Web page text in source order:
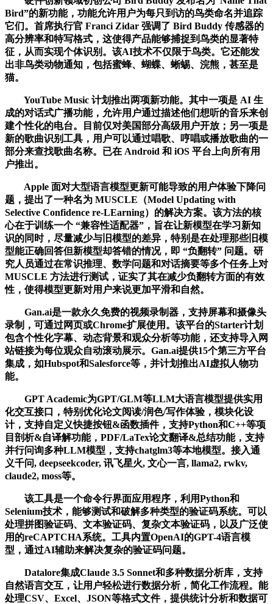
Bird”的新功能，功能允许用户为每只到访的鸟类命名并追踪
它们。首席执行官 Franci Zidar 强调了 Bird Buddy 传感器的
高分辨率和特写格式，这使得产品能够捕捉到鸟类的显著特
征，从而实现个体识别。该AI技术不仅限于鸟类。它还能发
出非鸟类动物通知，包括蜜蜂、蝴蝶、蜥蜴、浣熊，甚至是
猫。
YouTube Music 计划推出两项新功能。其中一项是 AI 生
成的对话式广播功能，允许用户通过描述他们想听的音乐来创
建个性化的电台。目前仅对美国部分高级用户开放；另一项是
新的歌曲识别工具，用户可以通过唱歌、哼唱或播放歌曲的一
部分来查找歌曲名称。已在 Android 和 iOS 平台上向所有用
户推出。
Apple 面对大型语言模型更新可能导致的用户体验下降问
题，提出了一种名为 MUSCLE（Model Updating with
Selective Confidence re-LEarning）的解决方案。该方法的核
心在于训练一个 “兼容性适配器”，旨在让新模型在学习新知
识的同时，尽量减少与旧模型的差异，特别是在处理那些旧模
型能正确回答但新模型却答错的情况，即 “负翻转” 问题。研
究人员通过在常识推理、数学问题和对话摘要等多个任务上对
MUSCLE 方法进行测试，证实了其在减少负翻转方面的有效
性，使得模型更新对用户来说更加平滑和自然。
Gan.ai是一款永久免费的视频录制器，支持屏幕和摄像头
录制，可通过网页或Chrome扩展使用。该平台的Starter计划
包含个性化字幕、动态背景和观众分析等功能，还支持导入网
站链接为每位观众自动滚动展示。Gan.ai提供15个第三方平台
集成，如Hubspot和Salesforce等，并计划推出AI虚拟人物功
能。
GPT Academic为GPT/GLM等LLM大语言模型提供实用
化交互接口，特别优化论文阅读/润色/写作体验，模块化设
计，支持自定义快捷按钮&函数插件，支持Python和C++等项
目剖析&自译解功能，PDF/LaTex论文翻译&总结功能，支持
并行问询多种LLM模型，支持chatglm3等本地模型。接入通
义千问, deepseekcoder, 讯飞星火, 文心一言, llama2, rwkv,
claude2, moss等。
该工具是一个命令行界面应用程序，利用Python和
Selenium技术，能够测试和破解多种类型的验证码系统。可以
处理拼图验证码、文本验证码、复杂文本验证码，以及广泛使
用的reCAPTCHA系统。工具内置OpenAI的GPT-4语言模
型，通过AI辅助来解决复杂的验证码问题。
Datalore集成Claude 3.5 Sonnet和多种数据分析库，支持
自然语言交互，让用户轻松进行数据分析，简化工作流程。能
处理CSV、Excel、JSON等格式文件，提供统计分析和数据可